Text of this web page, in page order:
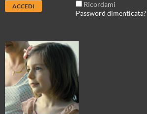
Ricordami
Password dimenticata?